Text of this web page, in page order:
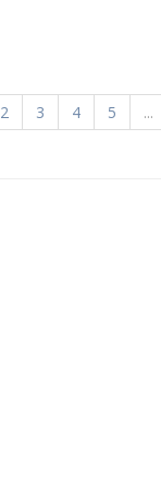
2 3 4 5 ...